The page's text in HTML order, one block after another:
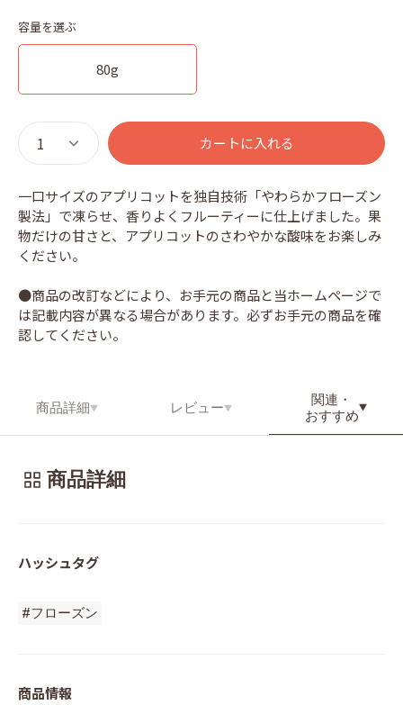
容量を選ぶ
80g
カートに入れる
一口サイズのアプリコットを独自技術「やわらかフローズン
製法」で凍らせ、香りよくフルーティーに仕上げました。果
物だけの甘さと、アプリコットのさわやかな酸味をお楽しみ
ください。
●商品の改訂などにより、お手元の商品と当ホームページで
は記載内容が異なる場合があります。必ずお手元の商品を確
認してください。
商品詳細 レビュー
関連・
おすすめ
商品詳細
ハッシュタグ
#フローズン
商品情報